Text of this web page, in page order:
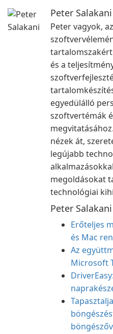
Peter Salakani
Peter vagyok,
és a
egyedülálló
szoftvertémák
nézek át,
legújabb
megoldásokat
technológiai
Peter
Erőteljes
és Mac
Az
Microsoft